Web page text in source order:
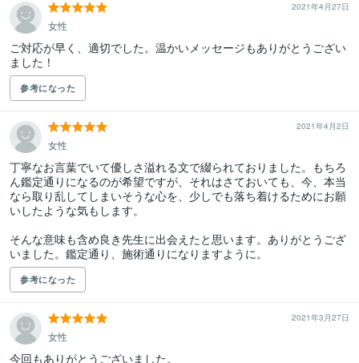
2021年4月27日
女性
ご対応が早く、適切でした。温かいメッセージもありがとうござい
ました！
参考になった
2021年4月2日
女性
丁寧なお言葉でいて優しさ溢れる文で綴られておりました。もちろ
ん鑑定通りになるのが希望ですが、それはさておいても、今、本当
なら取り乱してしまいそうな心を、少しでも落ち着けるためにお願
いしたような気もします。
そんな意味も含め良き先生に出会えたと思います。ありがとうござ
いました。鑑定通り、施術通りになりますように。
参考になった
2021年3月27日
女性
今回もありがとうございました。